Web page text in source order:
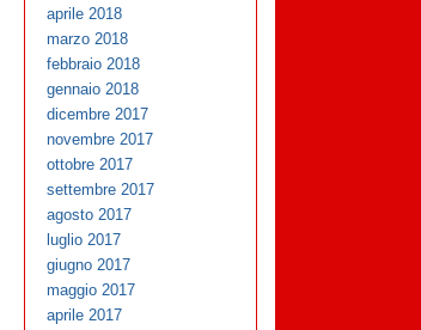
aprile 2018
marzo 2018
febbraio 2018
gennaio 2018
dicembre 2017
novembre 2017
ottobre 2017
settembre 2017
agosto 2017
luglio 2017
giugno 2017
maggio 2017
aprile 2017